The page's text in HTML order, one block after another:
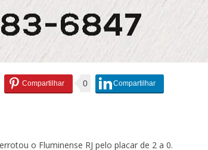
0
o Fluminense RJ pelo placar de 2 a 0.